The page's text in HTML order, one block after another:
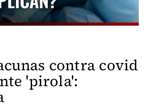
contra covid
'pirola':